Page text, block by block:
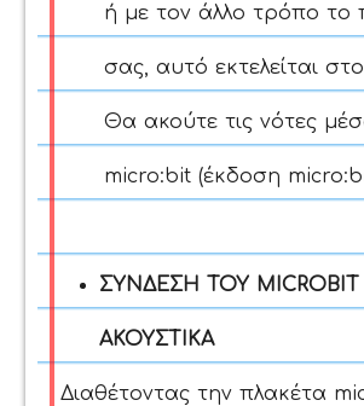
ή με τον άλλο τρόπο το
σας, αυτό εκτελείται
Θα ακούτε τις νότες
micro:bit (έκδοση
ΣΥΝΔΕΣΗ ΤΟΥ
ΑΚΟΥΣΤΙΚΑ
Διαθέτοντας την πλακέτα